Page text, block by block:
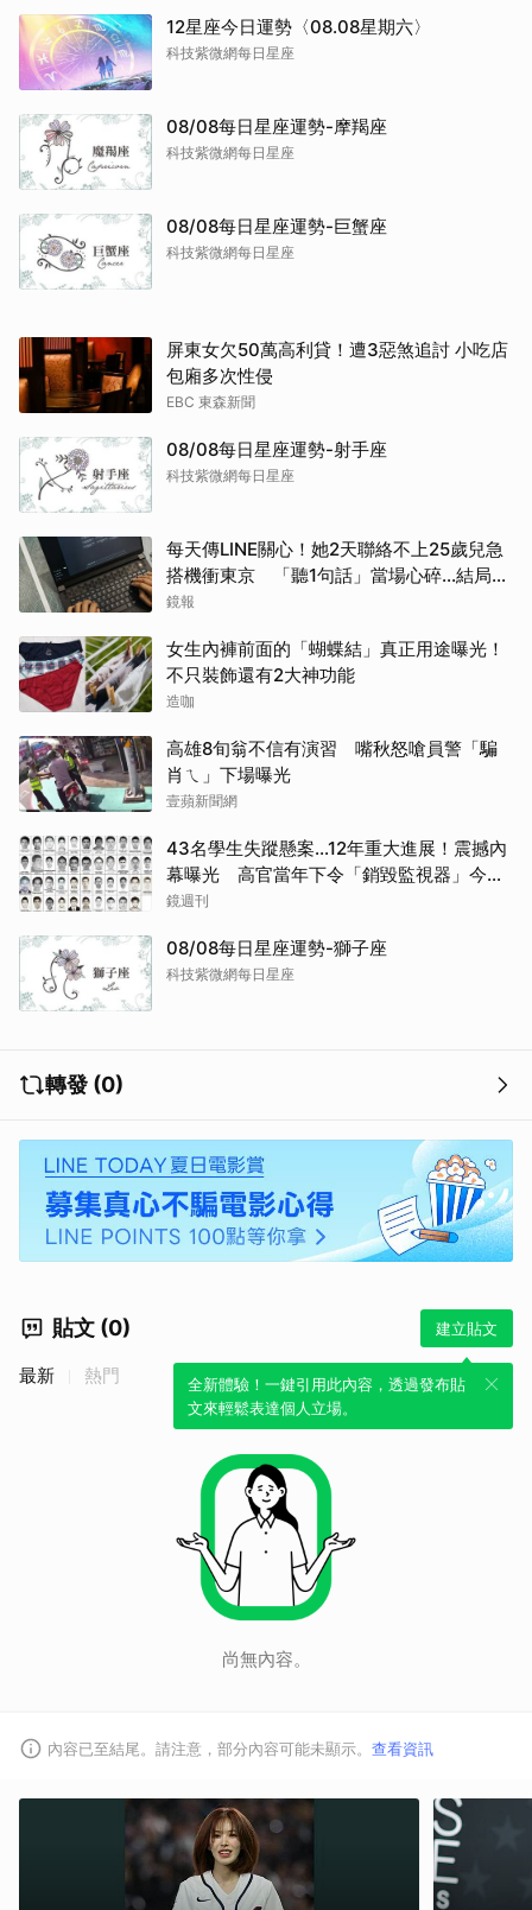
12星座今日運勢〈08.08星期六〉
科技紫微網每日星座
08/08每日星座運勢-摩羯座
科技紫微網每日星座
08/08每日星座運勢-巨蟹座
科技紫微網每日星座
屏東女欠50萬高利貸！遭3惡煞追討 小吃店
包廂多次性侵
EBC 東森新聞
08/08每日星座運勢-射手座
科技紫微網每日星座
每天傳LINE關心！她2天聯絡不上25歲兒急
搭機衝東京 「聽1句話」當場心碎...結局看
哭網
鏡報
女生內褲前面的「蝴蝶結」真正用途曝光！
不只裝飾還有2大神功能
造咖
高雄8旬翁不信有演習 嘴秋怒嗆員警「騙
肖ㄟ」下場曝光
壹蘋新聞網
43名學生失蹤懸案...12年重大進展！震撼內
幕曝光 高官當年下令「銷毀監視器」今遭
逮
鏡週刊
08/08每日星座運勢-獅子座
科技紫微網每日星座
轉發 (0)
貼文 (0) 建立貼文
全新體驗！一鍵引用此內容，透過發布貼
文來輕鬆表達個人立場。
最新 熱門
尚無內容。
內容已至結尾。請注意，部分內容可能未顯示。 查看資訊